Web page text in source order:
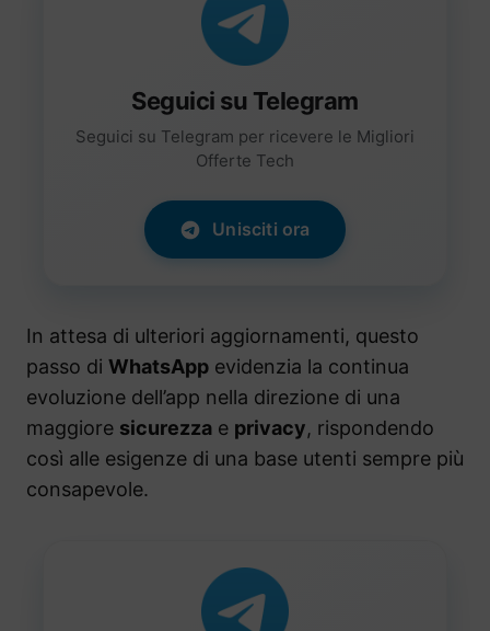
Seguici su Telegram
Seguici su Telegram per ricevere le Migliori
Offerte Tech
Unisciti ora
In attesa di ulteriori aggiornamenti, questo
passo di WhatsApp evidenzia la continua
evoluzione dell’app nella direzione di una
maggiore sicurezza e privacy, rispondendo
così alle esigenze di una base utenti sempre più
consapevole.